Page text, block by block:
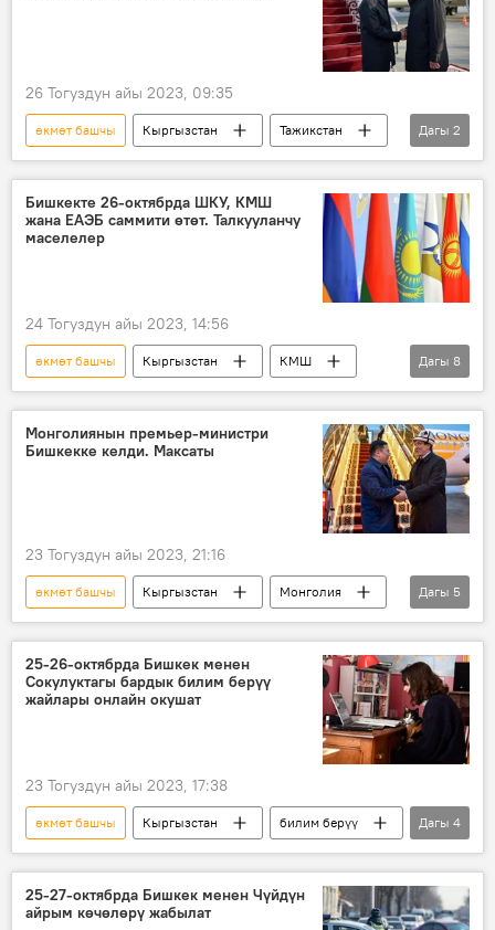
26 Тогуздун айы 2023, 09:35
өкмөт башчы Кыргызстан
Тажикстан
сапар
жыйын
Дагы 2
Бишкекте 26-октябрда ШКУ, КМШ
жана ЕАЭБ саммити өтөт. Талкууланчу
маселелер
24 Тогуздун айы 2023, 14:56
өкмөт башчы Кыргызстан
КМШ
ШКУ
саммит
жыйын
өкмөт
маселе
талкуу
Бишкектеги Евразиялык өкмөттөр аралык кеңештин жыйыны
Дагы 8
Монголиянын премьер-министри
Бишкекке келди. Максаты
23 Тогуздун айы 2023, 21:16
өкмөт башчы Кыргызстан
Монголия
саммит
иш-чара
Саясат
кызматташуу
ШКУ өлкөлөрүнүн премьер-министрлеринин саммити
Дагы 5
25-26-октябрда Бишкек менен
Сокулуктагы бардык билим берүү
жайлары онлайн окушат
23 Тогуздун айы 2023, 17:38
өкмөт башчы Кыргызстан
билим берүү
онлайн
ШКУ
КМШ
ШКУ өлкөлөрүнүн премьер-министрлеринин саммити
Дагы 4
25-27-октябрда Бишкек менен Чүйдүн
айрым көчөлөрү жабылат